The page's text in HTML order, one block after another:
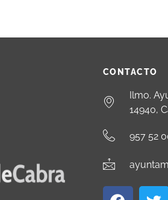
CONTACTO
Ilmo.
14940,
957 52